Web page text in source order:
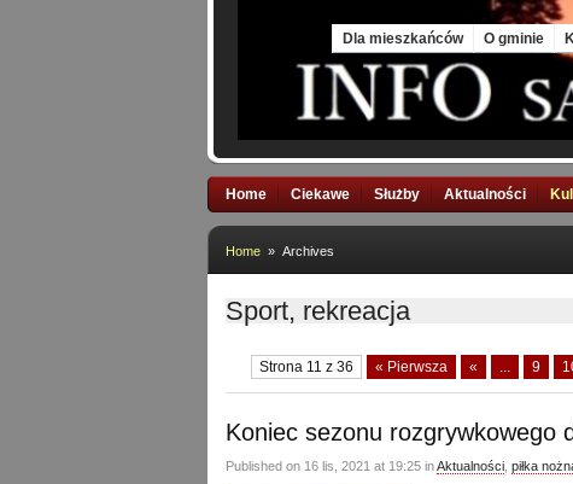
Dla mieszkańców O gminie
Home Ciekawe Służby Aktualności
Home » Archives
Sport, rekreacja
Strona 11 z 36 « Pierwsza « ... 9
Koniec sezonu rozgrywkowego
Published on 16 lis, 2021 at 19:25 inAktualności piłka